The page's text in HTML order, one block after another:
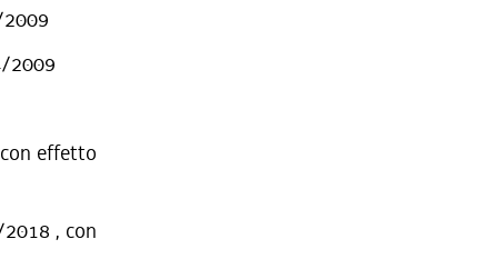
2009
2009
effetto
, con